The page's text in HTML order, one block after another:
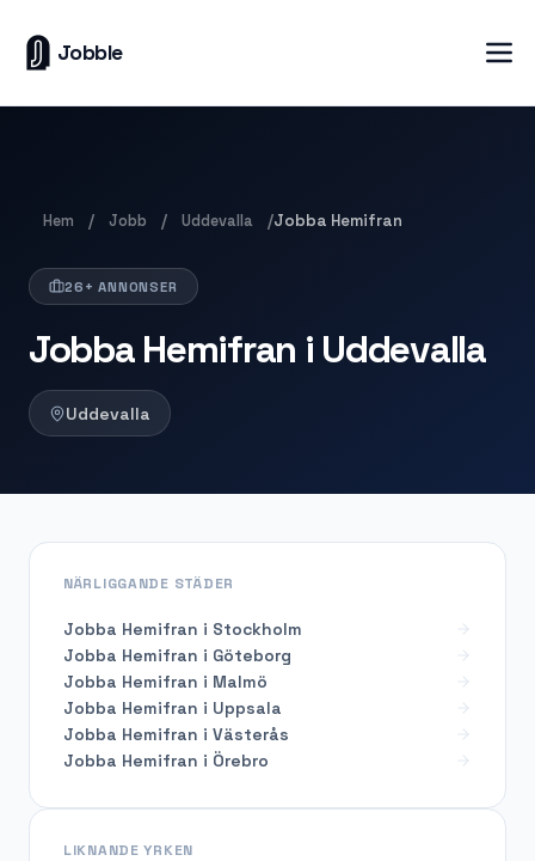
Jobble
Hem / Jobb / Uddevalla /Jobba Hemifran
26+ ANNONSER
Jobba Hemifran i Uddevalla
Uddevalla
NÄRLIGGANDE STÄDER
Jobba Hemifran i Stockholm
Jobba Hemifran i Göteborg
Jobba Hemifran i Malmö
Jobba Hemifran i Uppsala
Jobba Hemifran i Västerås
Jobba Hemifran i Örebro
LIKNANDE YRKEN